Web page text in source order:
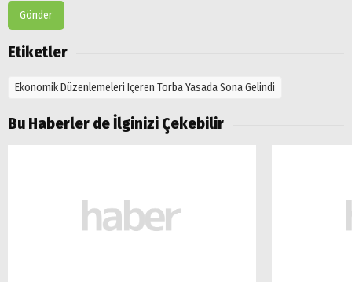
Gönder
Etiketler
Ekonomik Düzenlemeleri Içeren Torba Yasada Sona Gelindi
Bu Haberler de İlginizi Çekebilir